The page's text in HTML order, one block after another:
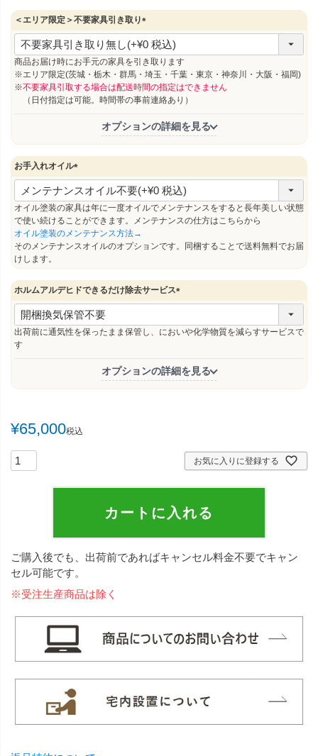
＜エリア限定＞不要家具引き取り
(
必
須
商品お届け時にお手元の家具を引き取ります
※エリア限定(茨城・栃木・群馬・埼玉・千葉・東京・神奈川・大阪・福岡)
※不要家具引取する場合は配送時間の指定はできません
（日付指定は可能。時間帯の事前連絡あり）
オプションの詳細を見る
お手入れオイル
(
必
須
)
オイル塗装の家具は年に一度オイルでメンテナンスをすると長年美しい状態
で使い続けることができます。メンテナンスの仕方はこちらから
オイル塗装のメンテナンス方法→
そのメンテナンスオイルのオプションです。同梱することで送料無料でお届
けします。
ホルムアルデヒドできるだけ除去サービス
(
須
出荷前に通気性を保ったまま保管し、においや化学物質を減らすサービスで
す
オプションの詳細を見る
¥65,000税込
お気に入りに登録する
カートに入れる
ご購入後でも、出荷前であればキャンセル料金不要でキャン
セル可能です。
※受注生産商品は除く